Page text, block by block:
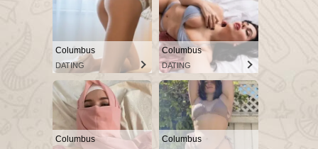
Columbus
DATING
Columbus
DATING
Columbus Columbus